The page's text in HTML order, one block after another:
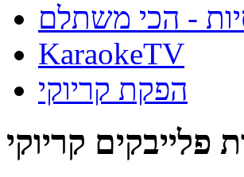
KaraokeTV
הפקת קריוקי
פלייבקים קריוקי